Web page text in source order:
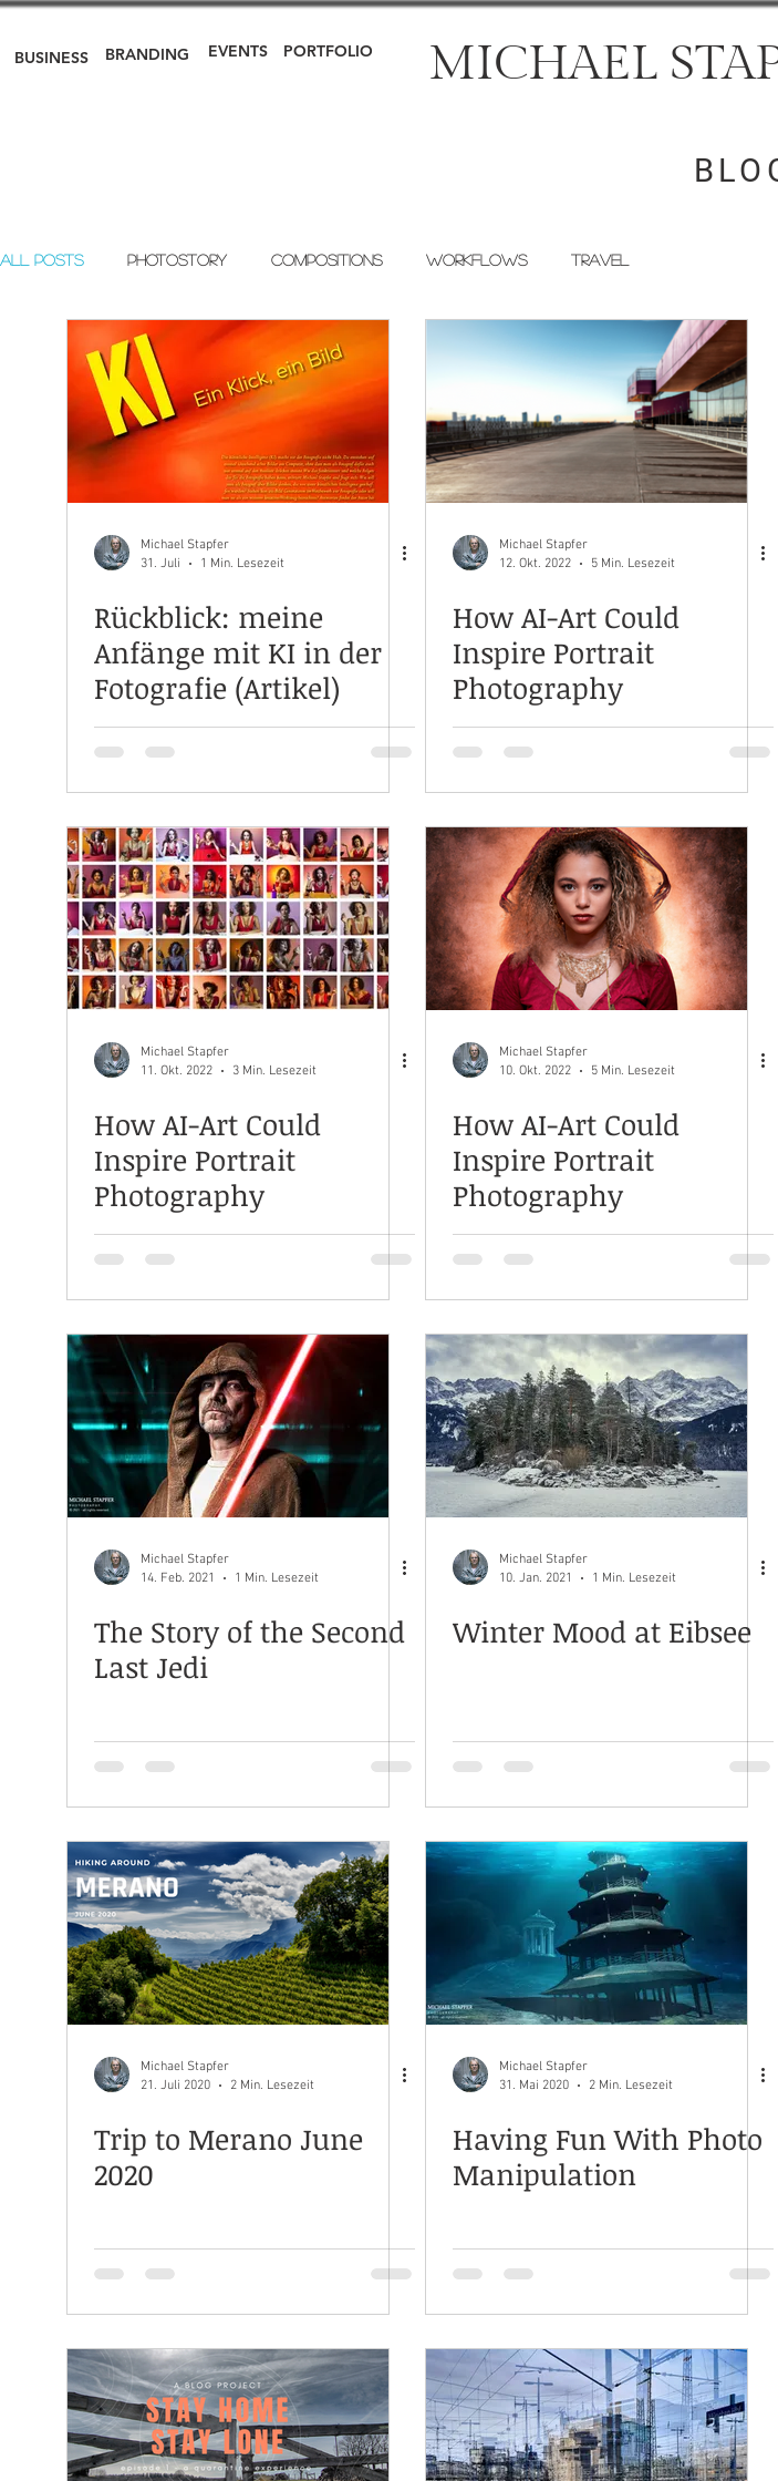
BRANDING
BUSINESS EVENTS PORTFOLIO MICHAEL
All Posts Photostory Compositions Workflows Travel
Michael Stapfer
31. Juli
1 Min. Lesezeit
Rückblick: meine
Anfänge mit KI in der
Fotografie (Artikel)
Michael Stapfer
12. Okt. 2022
5 Min. Lesezeit
How AI-Art Could
Inspire Portrait
Photography
Michael Stapfer
11. Okt. 2022
3 Min. Lesezeit
How AI-Art Could
Inspire Portrait
Photography
Michael Stapfer
10. Okt. 2022
5 Min. Lesezeit
How AI-Art Could
Inspire Portrait
Photography
Michael Stapfer
14. Feb. 2021
1 Min. Lesezeit
The Story of the Second
Last Jedi
Michael Stapfer
10. Jan. 2021
1 Min. Lesezeit
Winter Mood at Eibsee
Michael Stapfer
21. Juli 2020
2 Min. Lesezeit
Trip to Merano June
2020
Michael Stapfer
31. Mai 2020
2 Min. Lesezeit
Having Fun With Photo
Manipulation